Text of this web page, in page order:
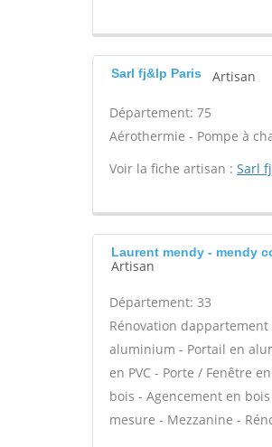
Sarl fj&lp Paris Artisan
Département: 75
Aérothermie - Pompe à
Voir la fiche artisan : Sarl
Laurent mendy - mendy
Artisan
Département: 33
Rénovation
aluminium - Portail en
en PVC - Porte / Fenêtre
bois - Agencement en
mesure - Mezzanine -